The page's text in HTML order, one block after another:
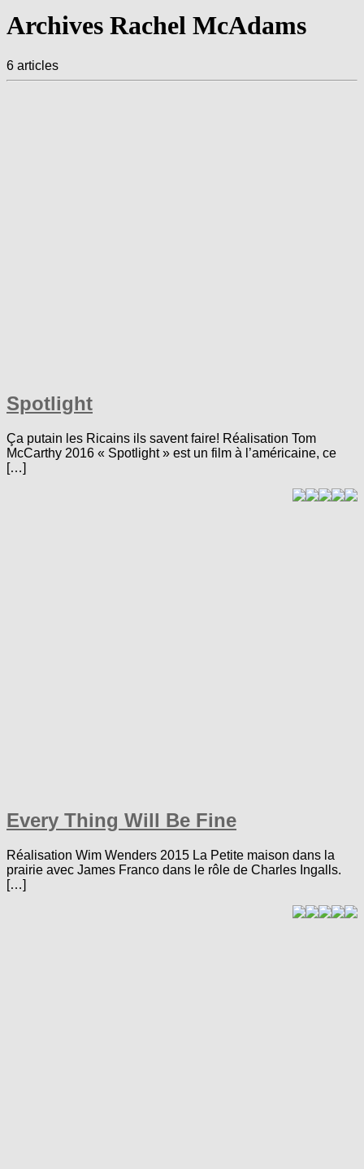
Archives Rachel McAdams
6 articles
Spotlight
Ça putain les Ricains ils savent faire! Réalisation Tom
McCarthy 2016 « Spotlight » est un film à l’américaine, ce
[…]
Every Thing Will Be Fine
Réalisation Wim Wenders 2015 La Petite maison dans la
prairie avec James Franco dans le rôle de Charles Ingalls.
[…]